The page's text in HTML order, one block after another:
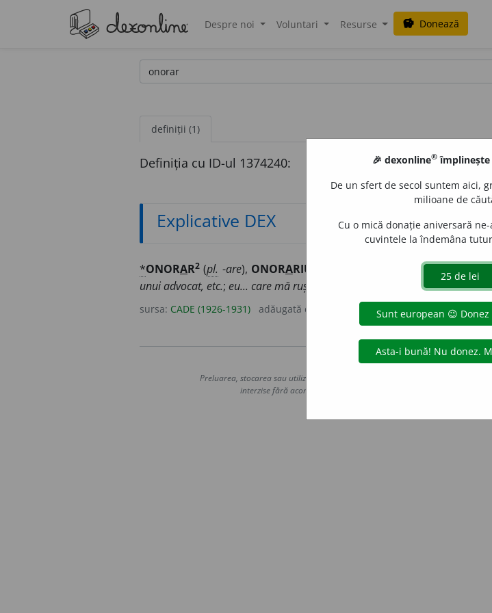
Despre noi Voluntari Resurse savings Donează
definiții (1)
Definiția cu ID-ul 1374240:
Explicative DEX
*ONORAR2 (pl. -are), ONORARIU Plata, salariul unei
unui advocat, etc.; eu... care mă rușinam cînd îmi plăteau onorariile(BR.-
sursa: CADE (1926-1931) adăugată de acțiuni
Copyright © 2004-2026 dexonline
Preluarea, stocarea sau utilizarea datelor de pe acest site, inclusiv prin orice
interzise fără acordul nostru prealabil scris, cu excepția seturilor de
🎉 dexonline® împlinește
De un sfert de secol suntem aici,
milioane de
Cu o mică donație aniversară
cuvintele la îndemâna